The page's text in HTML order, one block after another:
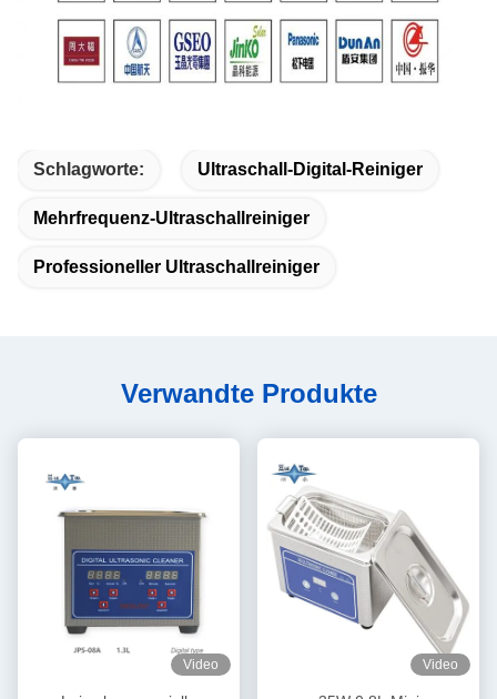
Schlagworte: Ultraschall-Digital-Reiniger
Mehrfrequenz-Ultraschallreiniger
Professioneller Ultraschallreiniger
Verwandte Produkte
Video Video